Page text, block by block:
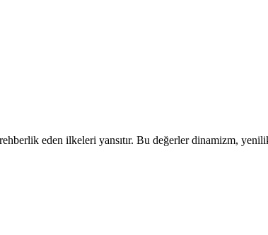
eden ilkeleri yansıtır. Bu değerler dinamizm,